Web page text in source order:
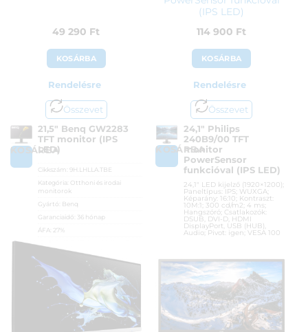
49 290 Ft
KOSÁRBA
Rendelésre
Összevet
KOSÁRBA
21,5″ Benq GW2283
TFT monitor (IPS
LED)
Cikkszám:9H.LHLLA.TBE
Kategória: Otthoni és irodai
monitorok
Gyártó: Benq
Garanciaidő:
36 hónap
ÁFA:
27%
49 290
(IPS LED)
114 900 Ft
KOSÁRBA
Rendelésre
Összevet
KOSÁRBA
24,1″ Philips
240B9/00 TFT
monitor
PowerSensor
funkcióval (IPS LED)
24,1″ LED kijelző (1920×1200);
Paneltípus: IPS; WUXGA;
Képarány: 16:10; Kontraszt:
10M:1; 300 cd/m2; 4 ms;
Hangszóró; Csatlakozók:
DSUB, DVI-D, HDMI
DisplayPort, USB (HUB),
Audio; Pivot: igen; VESA 100
Kategória:
Otthoni és irodai
monitorok
Gyártó:Philips
Garanciaidő:36 hónap
ÁFA:
27%
Azonosító:
41315